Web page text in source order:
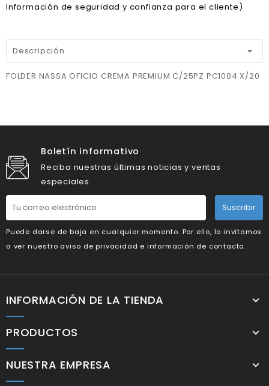
Información de seguridad y confianza para el cliente)
Descripción
FOLDER NASSA OFICIO CREMA PREMIUM C/25PZ PC1004 X/20
Boletín informativo
Reciba nuestras últimas noticias y ventas
especiales
Suscribir
Puede darse de baja en cualquier momento. Por ello, lo invitamos
a ver nuestro aviso de privacidad e información de contacto.
INFORMACIÓN DE LA TIENDA
PRODUCTOS
NUESTRA EMPRESA